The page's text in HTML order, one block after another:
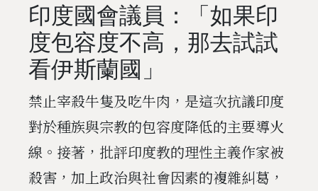
印度國會議員：「如果印
度包容度不高，那去試試
看伊斯蘭國」
禁止宰殺牛隻及吃牛肉，是這次抗議印度
對於種族與宗教的包容度降低的主要導火
線。接著，批評印度教的理性主義作家被
殺害，加上政治與社會因素的複雜糾葛，